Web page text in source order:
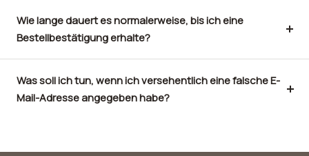
Wie lange dauert es normalerweise, bis ich eine
Bestellbestätigung erhalte?
Was soll ich tun, wenn ich versehentlich eine falsche E-
Mail-Adresse angegeben habe?